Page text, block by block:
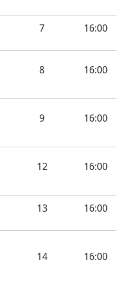
7 16:00
8 16:00
9 16:00
12 16:00
13 16:00
14 16:00